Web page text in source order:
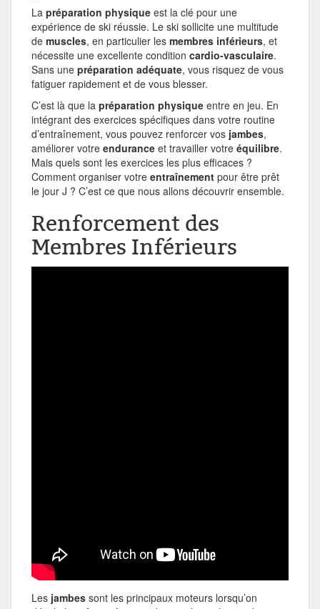
La préparation physique est la clé pour une
expérience de ski réussie. Le ski sollicite une multitude
de muscles, en particulier les membres inférieurs, et
nécessite une excellente condition cardio-vasculaire.
Sans une préparation adéquate, vous risquez de vous
fatiguer rapidement et de vous blesser.
C’est là que la préparation physique entre en jeu. En
intégrant des exercices spécifiques dans votre routine
d’entraînement, vous pouvez renforcer vos jambes,
améliorer votre endurance et travailler votre équilibre.
Mais quels sont les exercices les plus efficaces ?
Comment organiser votre entraînement pour être prêt
le jour J ? C’est ce que nous allons découvrir ensemble.
Renforcement des
Membres Inférieurs
Les jambes sont les principaux moteurs lorsqu’on